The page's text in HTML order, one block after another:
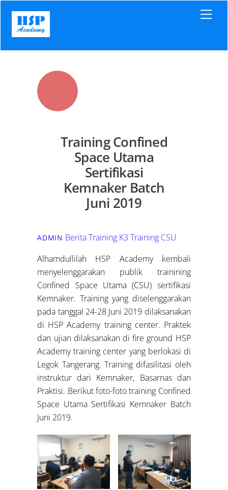
content
Training Confined
Space Utama
Sertifikasi
Kemnaker Batch
Juni 2019
ADMIN Berita Training K3 Training CSU
Alhamdullilah HSP Academy kembali
menyelenggarakan publik trainining
Confined Space Utama (CSU) sertifikasi
Kemnaker. Training yang diselenggarakan
pada tanggal 24-28 Juni 2019 dilaksanakan
di HSP Academy training center. Praktek
dan ujian dilaksanakan di fire ground HSP
Academy training center yang berlokasi di
Legok Tangerang. Training difasilitasi oleh
instruktur dari Kemnaker, Basarnas dan
Praktisi. Berikut foto-foto training Confined
Space Utama Sertifikasi Kemnaker Batch
Juni 2019.